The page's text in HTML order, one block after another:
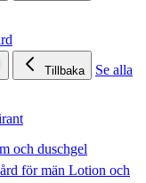
Tillbaka
Se alla
och duschgel
för män Lotion och